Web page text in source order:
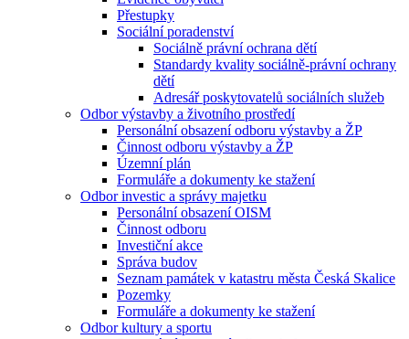
Přestupky
Sociální poradenství
Sociálně právní ochrana dětí
Standardy kvality sociálně-právní ochrany
dětí
Adresář poskytovatelů sociálních služeb
Odbor výstavby a životního prostředí
Personální obsazení odboru výstavby a ŽP
Činnost odboru výstavby a ŽP
Územní plán
Formuláře a dokumenty ke stažení
Odbor investic a správy majetku
Personální obsazení OISM
Činnost odboru
Investiční akce
Správa budov
Seznam památek v katastru města Česká Skalice
Pozemky
Formuláře a dokumenty ke stažení
Odbor kultury a sportu